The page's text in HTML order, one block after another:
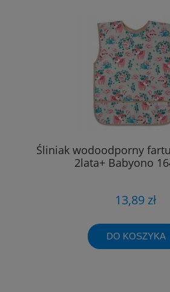
Śliniak wodoodporny
2lata+ Babyono
13,89 zł
DO KOSZYKA